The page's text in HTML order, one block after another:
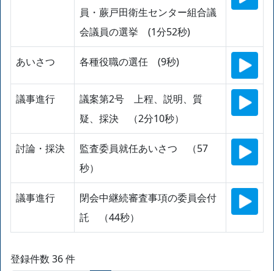
員・蕨戸田衛生センター組合議
会議員の選挙 (1分52秒)
あいさつ 各種役職の選任 (9秒)
議事進行
議案第2号 上程、説明、質
疑、採決 （2分10秒）
討論・採決
監査委員就任あいさつ （57
秒）
議事進行
閉会中継続審査事項の委員会付
託 （44秒）
登録件数 36 件